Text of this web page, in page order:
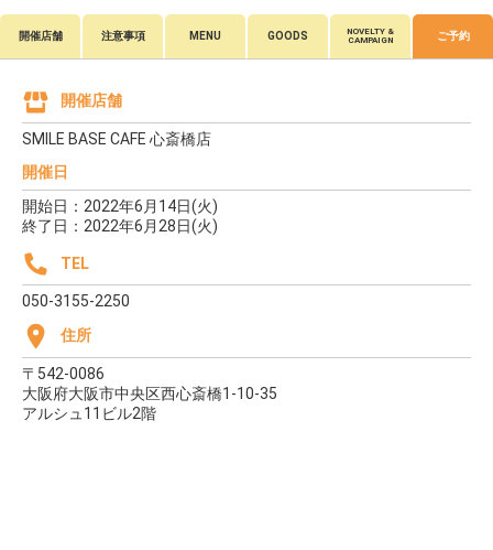
開催店舗 注意事項 MENU GOODS
NOVELTY &
CAMPAIGN
ご予約
開催店舗
SMILE BASE CAFE 心斎橋店
開催日
開始日：2022年6月14日(火)
終了日：2022年6月28日(火)
TEL
050-3155-2250
住所
〒542-0086
大阪府大阪市中央区西心斎橋1-10-35
アルシュ11ビル2階